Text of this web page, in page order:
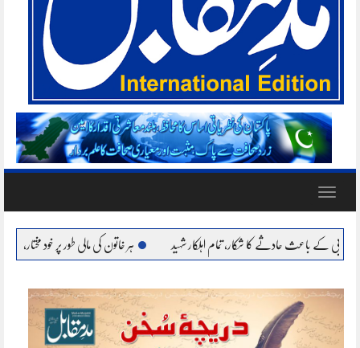
Toggle
کا شکار، تمام اہلکار شہید ہر خاتون کی مالی طور پر خود مختار، بااحتیار بنانا ہمارا عزم :